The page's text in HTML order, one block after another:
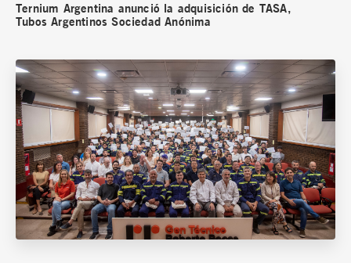
Ternium Argentina anunció la adquisición de TASA,
Tubos Argentinos Sociedad Anónima